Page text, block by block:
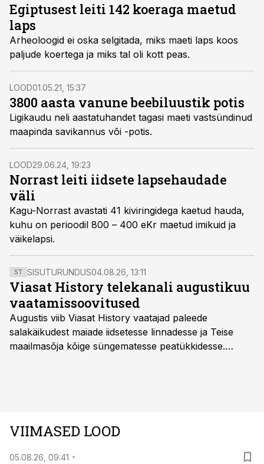
Egiptusest leiti 142 koeraga maetud
laps
Arheoloogid ei oska selgitada, miks maeti laps koos
paljude koertega ja miks tal oli kott peas.
LOOD01.05.21, 15:37
3800 aasta vanune beebiluustik potis
Ligikaudu neli aastatuhandet tagasi maeti vastsündinud
maapinda savikannus või -potis.
LOOD29.06.24, 19:23
Norrast leiti iidsete lapsehaudade
väli
Kagu-Norrast avastati 41 kiviringidega kaetud hauda,
kuhu on perioodil 800 – 400 eKr maetud imikuid ja
väikelapsi.
ST SISUTURUNDUS04.08.26, 13:11
Viasat History telekanali augustikuu
vaatamissoovitused
Augustis viib Viasat History vaatajad paleede
salakäikudest maiade iidsetesse linnadesse ja Teise
maailmasõja kõige süngematesse peatükkidesse.
viasathistory.eu/ee
VIIMASED LOOD
05.08.26, 09:41